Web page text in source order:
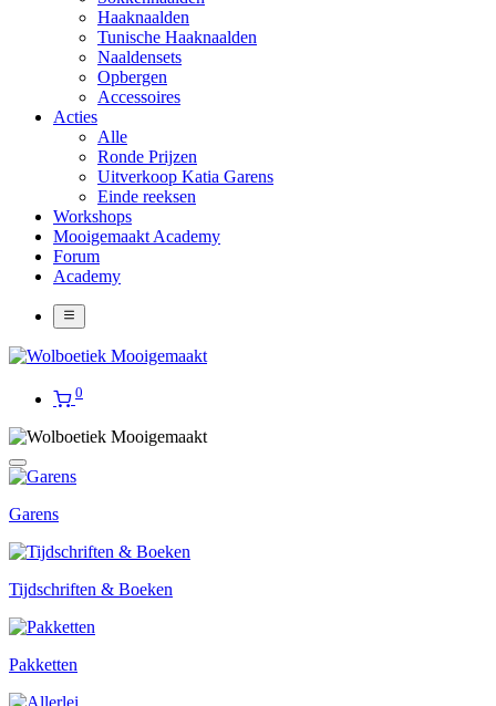
Haaknaalden
Tunische Haaknaalden
Naaldensets
Opbergen
Accessoires
Acties
Alle
Ronde Prijzen
Uitverkoop Katia Garens
Einde reeksen
Workshops
Mooigemaakt Academy
Forum
Academy
0
Garens
Tijdschriften & Boeken
Pakketten